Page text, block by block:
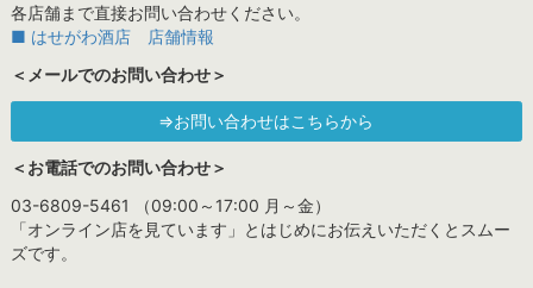
各店舗まで直接お問い合わせください。
■ はせがわ酒店 店舗情報
＜メールでのお問い合わせ＞
⇒お問い合わせはこちらから
＜お電話でのお問い合わせ＞
03-6809-5461 （09:00～17:00 月～金）
「オンライン店を見ています」とはじめにお伝えいただくとスムー
ズです。